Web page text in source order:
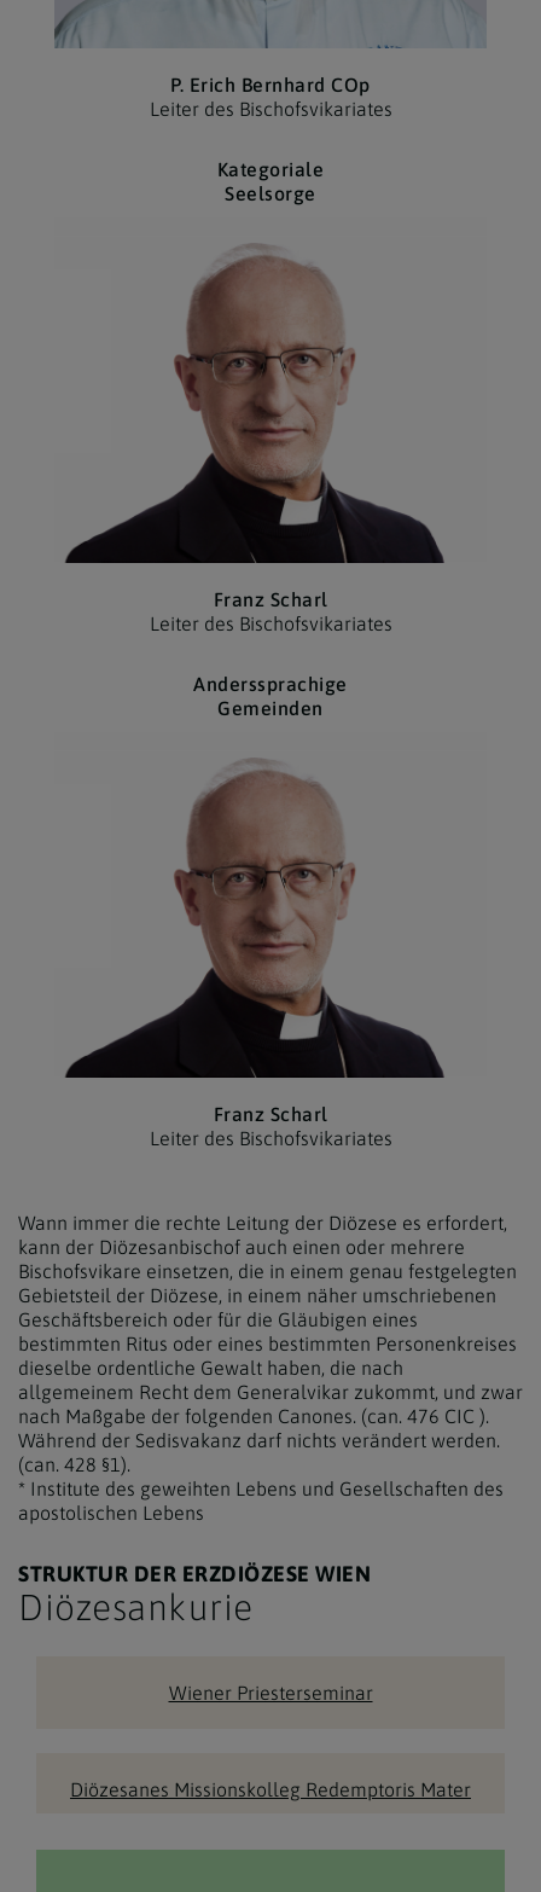
P. Erich Bernhard COp
Leiter des Bischofs­vikariates
Kategoriale
Seelsorge
Franz Scharl
Leiter des Bischofs­vikariates
Anderssprachige
Gemeinden
Franz Scharl
Leiter des Bischofs­vikariates
Wann immer die rechte Leitung der Diözese es erfordert,
kann der Diözesanbischof auch einen oder mehrere
Bischofsvikare einsetzen, die in einem genau festgelegten
Gebietsteil der Diözese, in einem näher umschriebenen
Geschäftsbereich oder für die Gläubigen eines
bestimmten Ritus oder eines bestimmten Personenkreises
dieselbe ordentliche Gewalt haben, die nach
allgemeinem Recht dem Generalvikar zukommt, und zwar
nach Maßgabe der folgenden Canones. (can. 476 CIC ).
Während der Sedisvakanz darf nichts verändert werden.
(can. 428 §1).
* Institute des geweihten Lebens und Gesellschaften des
apostolischen Lebens
STRUKTUR DER ERZDIÖZESE WIEN
Diözesankurie
Wiener Priesterseminar
Diözesanes Missionskolleg Redemptoris Mater